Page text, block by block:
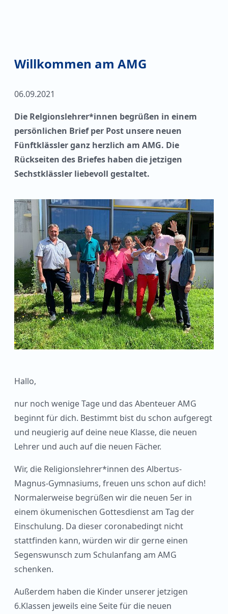
Willkommen am AMG
06.09.2021
Die Relgionslehrer*innen begrüßen in einem
persönlichen Brief per Post unsere neuen
Fünftklässler ganz herzlich am AMG. Die
Rückseiten des Briefes haben die jetzigen
Sechstklässler liebevoll gestaltet.
Hallo,
nur noch wenige Tage und das Abenteuer AMG
beginnt für dich. Bestimmt bist du schon aufgeregt
und neugierig auf deine neue Klasse, die neuen
Lehrer und auch auf die neuen Fächer.
Wir, die Religionslehrer*innen des Albertus-
Magnus-Gymnasiums, freuen uns schon auf dich!
Normalerweise begrüßen wir die neuen 5er in
einem ökumenischen Gottesdienst am Tag der
Einschulung. Da dieser coronabedingt nicht
stattfinden kann, würden wir dir gerne einen
Segenswunsch zum Schulanfang am AMG
schenken.
Außerdem haben die Kinder unserer jetzigen
6.Klassen jeweils eine Seite für die neuen